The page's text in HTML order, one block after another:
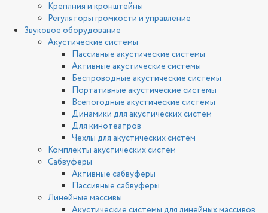
Креплния и кронштейны
Регуляторы громкости и управление
Звуковое оборудование
Акустические системы
Пассивные акустические системы
Активные акустические системы
Беспроводные акустические системы
Портативные акустические системы
Всепогодные акустические системы
Динамики для акустических систем
Для кинотеатров
Чехлы для акустических систем
Комплекты акустических систем
Сабвуферы
Активные сабвуферы
Пассивные сабвуферы
Линейные массивы
Акустические системы для линейных массивов